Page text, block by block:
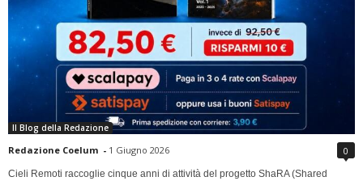
Il Blog della Redazione
Redazione Coelum - 1 Giugno 2026 0
Cieli Remoti raccoglie cinque anni di attività del progetto ShaRA (Shared